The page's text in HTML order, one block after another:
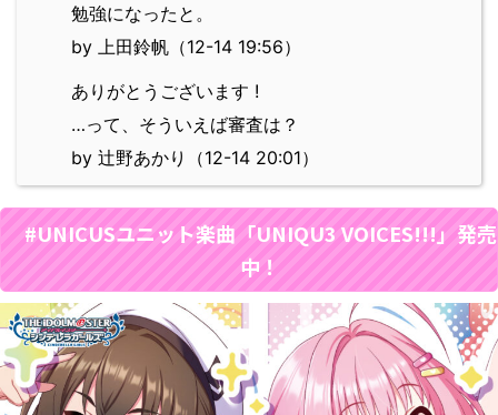
勉強になったと。
by 上田鈴帆（12-14 19:56）
ありがとうございます !
…って、そういえば審査は？
by 辻野あかり（12-14 20:01）
#UNICUSユニット楽曲「UNIQU3 VOICES!!!」発売
中！